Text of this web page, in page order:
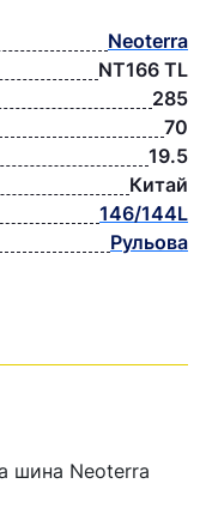
Neoterra
NT166 TL
285
70
19.5
Китай
146/144L
Рульова
шина Neoterra